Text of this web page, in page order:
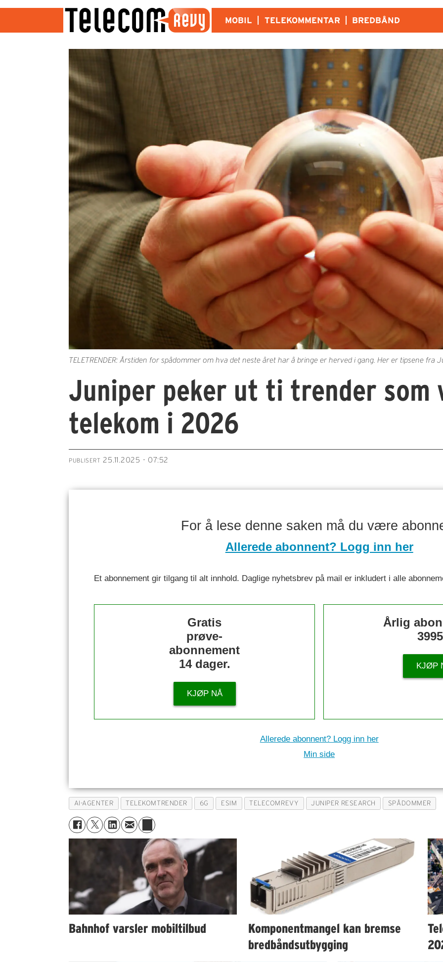
MOBIL TELEKOMMENTAR BREDBÅND
TELETRENDER: Årstiden for spådommer om hva det neste året har å bringe er herved i gang. Her er tipsene fra
Juniper peker ut ti trender som
telekom i 2026
PUBLISERT 25.11.2025 - 07:52
For å lese denne saken må du være
Allerede abonnent? Logg inn her
Et abonnement gir tilgang til alt innhold. Daglige nyhetsbrev på mail er inkludert i alle
Gratis
prøve-
abonnement
14 dager.
KJØP NÅ
Årlig
KJØP
Allerede abonnent? Logg inn her
Min side
AI-AGENTER TELEKOMTRENDER 6G ESIM TELECOMREVY JUNIPER RESEARCH SPÅDOMMER
Bahnhof varsler mobiltilbud
Komponentmangel kan bremse
bredbåndsutbygging